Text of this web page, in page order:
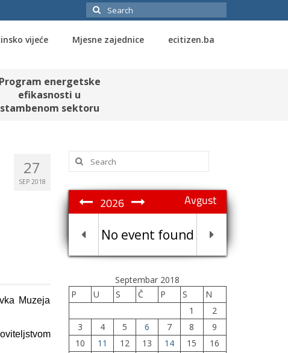
Search
for:
vijeće Mjesne zajednice ecitizen.ba
Program energetske
efikasnosti u
stambenom sektoru
27
SEP 2018
Muzeja
Search
for:
Avgust
2026
No event found
Septembar 2018
P
U S Č P S
N
1
2
3
4 5 6 7 8
9
10
11 12 13 14 15
16